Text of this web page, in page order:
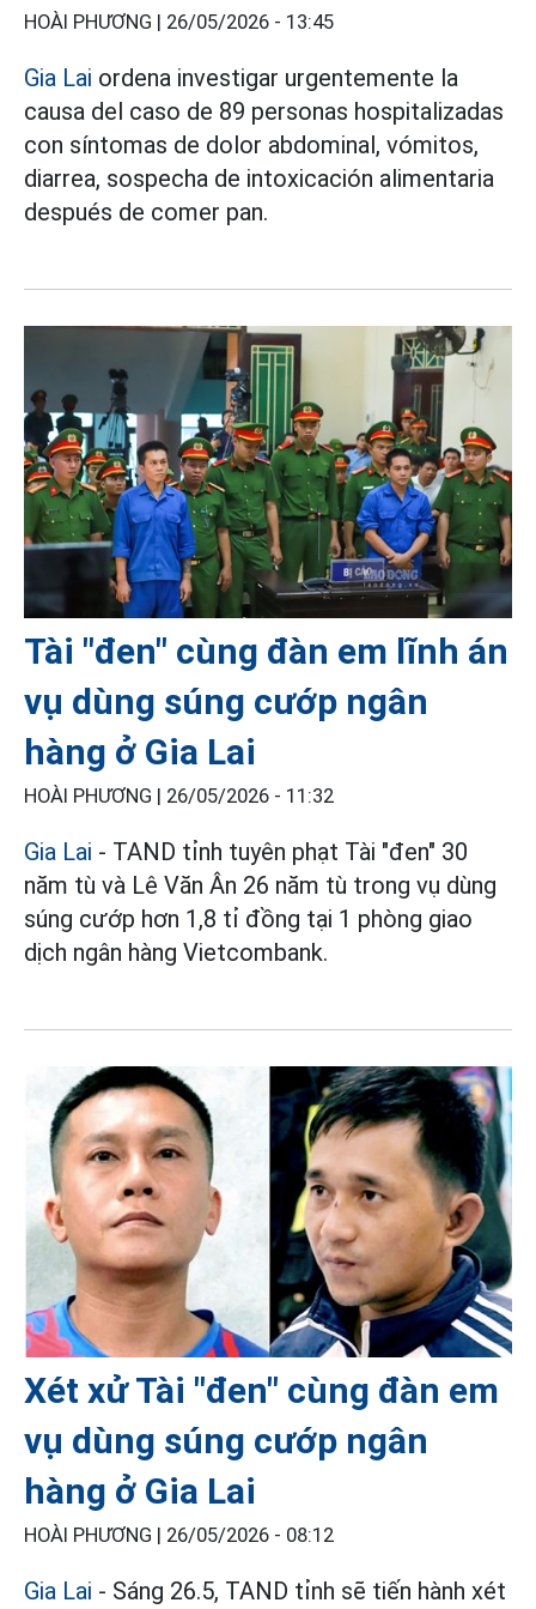
HOÀI PHƯƠNG | 26/05/2026 - 13:45
Gia Lai ordena investigar urgentemente la
causa del caso de 89 personas hospitalizadas
con síntomas de dolor abdominal, vómitos,
diarrea, sospecha de intoxicación alimentaria
después de comer pan.
Tài "đen" cùng đàn em lĩnh án
vụ dùng súng cướp ngân
hàng ở Gia Lai
HOÀI PHƯƠNG | 26/05/2026 - 11:32
Gia Lai - TAND tỉnh tuyên phạt Tài "đen" 30
năm tù và Lê Văn Ân 26 năm tù trong vụ dùng
súng cướp hơn 1,8 tỉ đồng tại 1 phòng giao
dịch ngân hàng Vietcombank.
Xét xử Tài "đen" cùng đàn em
vụ dùng súng cướp ngân
hàng ở Gia Lai
HOÀI PHƯƠNG | 26/05/2026 - 08:12
Gia Lai - Sáng 26.5, TAND tỉnh sẽ tiến hành xét